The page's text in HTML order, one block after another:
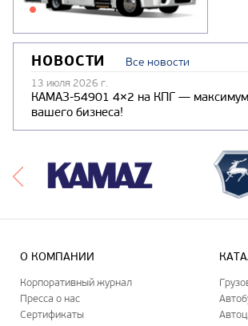
НОВОСТИ Все новости
13 июля 2026 г.
КАМАЗ-54901 4×2 на КПГ —
вашего бизнеса!
О КОМПАНИИ
Корпоративный журнал
Пресса о нас
Сертификаты